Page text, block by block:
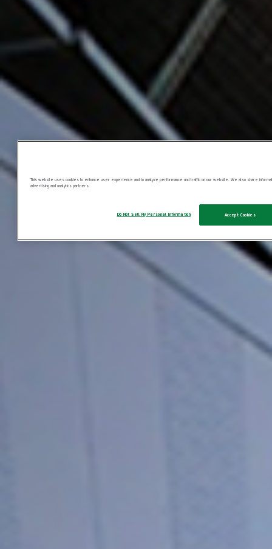
This website uses cookies to enhance user experience and to analyze performance and traffic on our website. We also share
advertising and analytics partners.
Do Not Sell My Personal Information Accept Cookies